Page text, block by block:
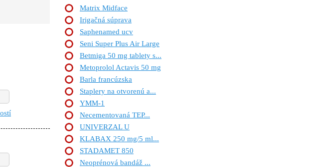
Matrix Midface
Irigačná súprava
Saphenamed ucv
Seni Super Plus Air Large
Betmiga 50 mg tablety s...
Metoprolol Actavis 50 mg
Barla francúzska
Staplery na otvorenú a...
YMM-1
Necementovaná TEP...
UNIVERZAL U
KLABAX 250 mg/5 ml...
STADAMET 850
Neoprénová bandáž ...